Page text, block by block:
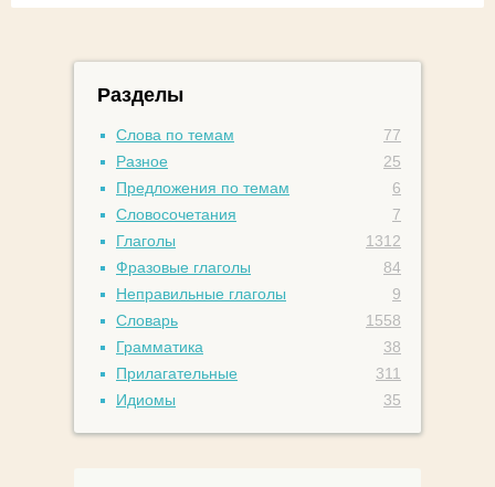
Разделы
Слова по темам
77
Разное
25
Предложения по темам
6
Словосочетания
7
Глаголы
1312
Фразовые глаголы
84
Неправильные глаголы
9
Словарь
1558
Грамматика
38
Прилагательные
311
Идиомы
35